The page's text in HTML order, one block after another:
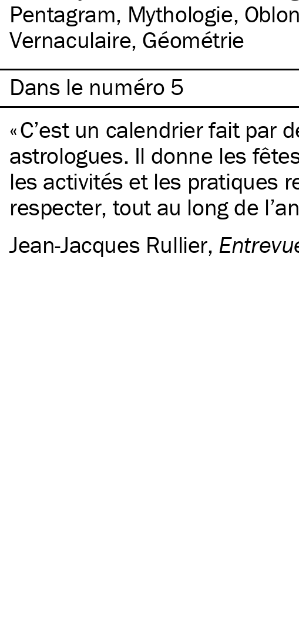
Pentagram Mythologie
Vernaculaire Géométrie
Dans le numéro 5
C’est un calendrier fait par
astrologues. Il donne les
les activités et les pratiques
respecter, tout au long de
Jean-Jacques Rullier,